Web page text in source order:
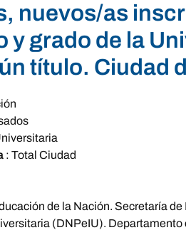
nuevos/as
y grado de la
título. Ciudad
: Total Ciudad
de la Nación. Secretaría
(DNPeIU).